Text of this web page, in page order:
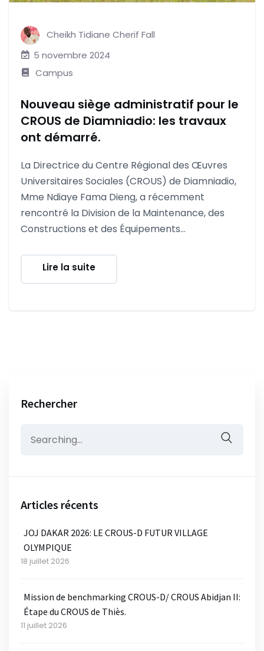
Cheikh Tidiane Cherif Fall
5 novembre 2024
Campus
Nouveau siège administratif pour le
CROUS de Diamniadio: les travaux
ont démarré.
La Directrice du Centre Régional des Œuvres
Universitaires Sociales (CROUS) de Diamniadio,
Mme Ndiaye Fama Dieng, a récemment
rencontré la Division de la Maintenance, des
Constructions et des Équipements...
Lire la suite
Rechercher
for:
Articles récents
JOJ DAKAR 2026: LE CROUS-D FUTUR VILLAGE
OLYMPIQUE
18 juillet 2026
Mission de benchmarking CROUS-D/ CROUS Abidjan II:
Étape du CROUS de Thiès.
11 juillet 2026